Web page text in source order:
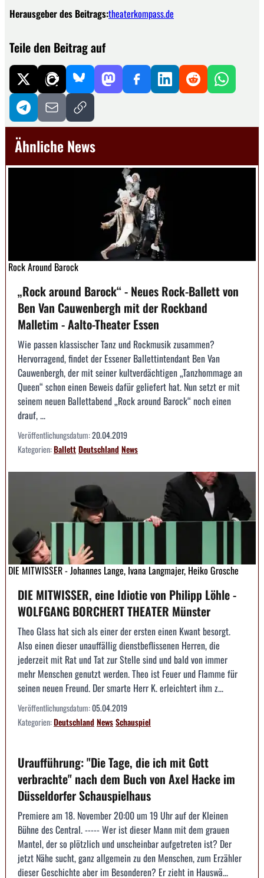
Herausgeber des Beitrags:theaterkompass.de
Teile den Beitrag auf
Ähnliche News
Rock Around Barock
„Rock around Barock“ - Neues Rock-Ballett von
Ben Van Cauwenbergh mit der Rockband
Malletim - Aalto-Theater Essen
Wie passen klassischer Tanz und Rockmusik zusammen?
Hervorragend, findet der Essener Ballettintendant Ben Van
Cauwenbergh, der mit seiner kultverdächtigen „Tanzhommage an
Queen“ schon einen Beweis dafür geliefert hat. Nun setzt er mit
seinem neuen Ballettabend „Rock around Barock“ noch einen
drauf, ...
Veröffentlichungsdatum:20.04.2019
Kategorien:BallettDeutschlandNews
DIE MITWISSER - Johannes Lange, Ivana Langmajer, Heiko Grosche
DIE MITWISSER, eine Idiotie von Philipp Löhle -
WOLFGANG BORCHERT THEATER Münster
Theo Glass hat sich als einer der ersten einen Kwant besorgt.
Also einen dieser unauffällig dienstbeflissenen Herren, die
jederzeit mit Rat und Tat zur Stelle sind und bald von immer
mehr Menschen genutzt werden. Theo ist Feuer und Flamme für
seinen neuen Freund. Der smarte Herr K. erleichtert ihm z...
Veröffentlichungsdatum:05.04.2019
Kategorien:DeutschlandNewsSchauspiel
Uraufführung: "Die Tage, die ich mit Gott
verbrachte" nach dem Buch von Axel Hacke im
Düsseldorfer Schauspielhaus
Premiere am 18. November 20:00 um 19 Uhr auf der Kleinen
Bühne des Central. ----- Wer ist dieser Mann mit dem grauen
Mantel, der so plötzlich und unscheinbar aufgetreten ist? Der
jetzt Nähe sucht, ganz allgemein zu den Menschen, zum Erzähler
dieser Geschichte aber im Besonderen? Er zieht in Hauswä...